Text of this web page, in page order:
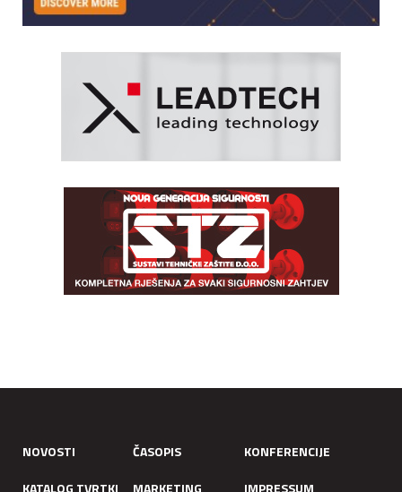
NOVOSTI ČASOPIS
KONFERENCIJE
KATALOG TVRTKI
MARKETING IMPRESSUM